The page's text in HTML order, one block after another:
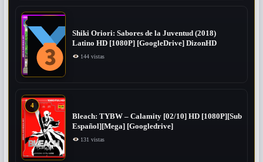
Shiki Oriori: Sabores de la Juventud (2018)
Latino HD [1080P] [GoogleDrive] DizonHD
144 vistas
4
Bleach: TYBW – Calamity [02/10] HD [1080P][Sub
Español][Mega] [Googledrive]
131 vistas